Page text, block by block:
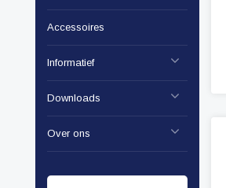
Accessoires
Informatief
Downloads
Over ons